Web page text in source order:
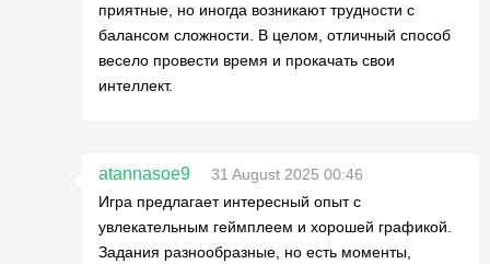
приятные, но иногда возникают трудности с
балансом сложности. В целом, отличный способ
весело провести время и прокачать свои
интеллект.
atannasoe9
31 August 2025 00:46
Игра предлагает интересный опыт с
увлекательным геймплеем и хорошей графикой.
Задания разнообразные, но есть моменты,